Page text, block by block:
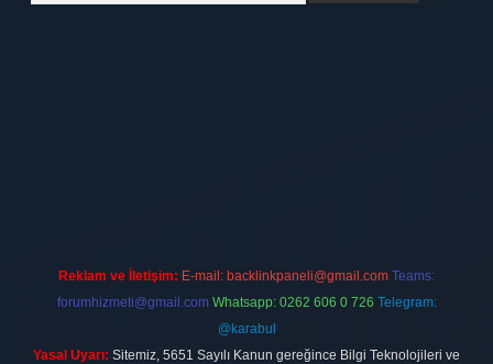
Reklam ve İletişim: E-mail: backlinkpaneli@gmail.com Teams:
forumhizmeti@gmail.com Whatsapp: 0262 606 0 726 Telegram:
@karabul
Yasal Uyarı: Sitemiz, 5651 Sayılı Kanun gereğince Bilgi Teknolojileri ve